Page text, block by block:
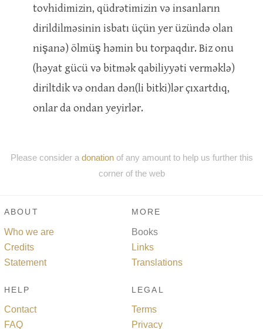
tovhidimizin, qüdrətimizin və insanların
dirildilməsinin isbatı üçün yer üzündə olan
nişanə) ölmüş həmin bu torpaqdır. Biz onu
(həyat gücü və bitmək qabiliyyəti verməklə)
diriltdik və ondan dən(li bitki)lər çıxartdıq,
onlar da ondan yeyirlər.
Please consider a donationof any amount to help us further this
corner of the web
ABOUT
Who we are
Credits
Statement
MORE
Books
Links
Translations
HELP
Contact
FAQ
LEGAL
Terms
Privacy